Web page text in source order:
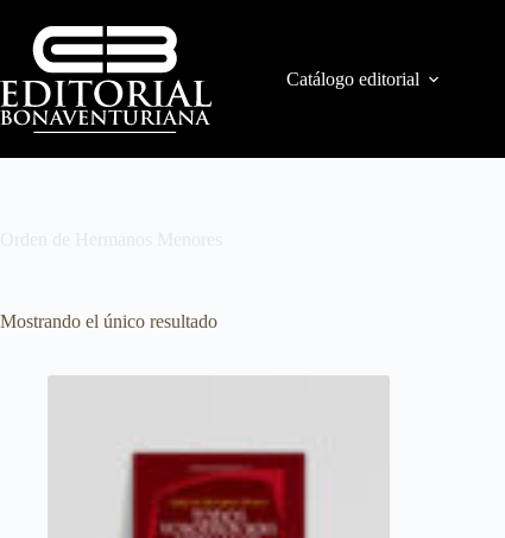
Catálogo editorial
Orden de Hermanos Menores
Mostrando el único resultado